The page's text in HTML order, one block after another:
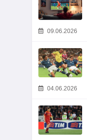
09.06.2026
04.06.2026